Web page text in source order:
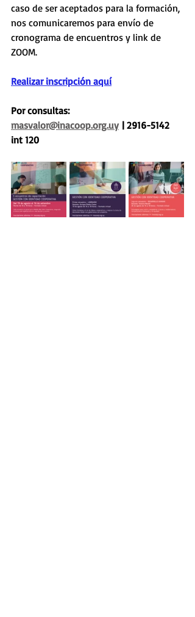
caso de ser aceptados para la formación,
nos comunicaremos para envío de
cronograma de encuentros y link de
ZOOM.
Realizar inscripción aquí
Por consultas:
masvalor@inacoop.org.uy | 2916-5142
int 120